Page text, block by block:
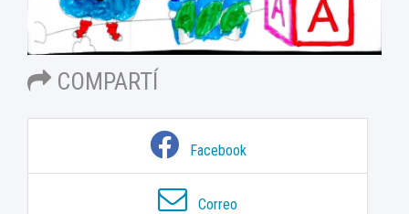
COMPARTÍ
Facebook
Correo